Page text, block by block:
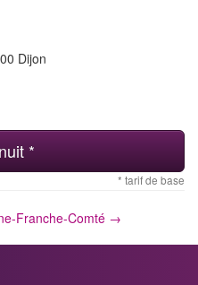
Dijon
*
* tarif de base
Franche-Comté →